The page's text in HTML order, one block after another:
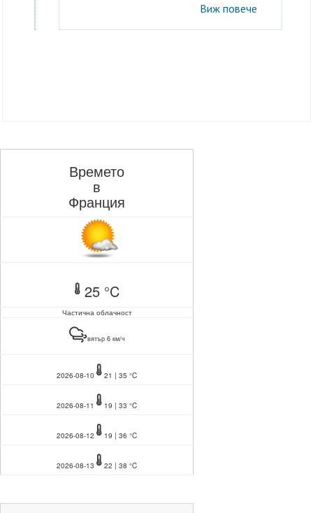
Виж повече
Времето
в
Франция
25 °C
Частична облачност
вятър 6 км/ч
2026-08-10 21 | 35 °C
2026-08-11 19 | 33 °C
2026-08-12 19 | 36 °C
2026-08-13 22 | 38 °C